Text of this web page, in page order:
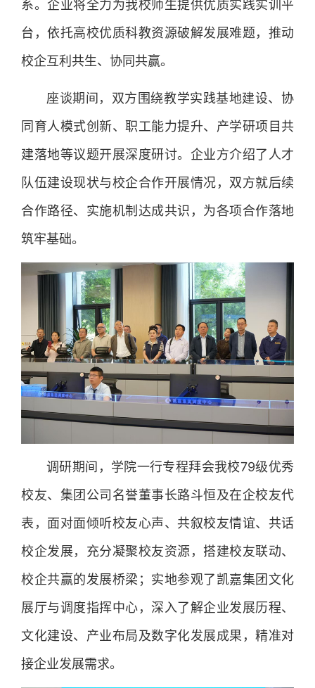
系。企业将全力为我校师生提供优质实践实训平
台，依托高校优质科教资源破解发展难题，推动
校企互利共生、协同共赢。
座谈期间，双方围绕教学实践基地建设、协
同育人模式创新、职工能力提升、产学研项目共
建落地等议题开展深度研讨。企业方介绍了人才
队伍建设现状与校企合作开展情况，双方就后续
合作路径、实施机制达成共识，为各项合作落地
筑牢基础。
调研期间，学院一行专程拜会我校79级优秀
校友、集团公司名誉董事长路斗恒及在企校友代
表，面对面倾听校友心声、共叙校友情谊、共话
校企发展，充分凝聚校友资源，搭建校友联动、
校企共赢的发展桥梁；实地参观了凯嘉集团文化
展厅与调度指挥中心，深入了解企业发展历程、
文化建设、产业布局及数字化发展成果，精准对
接企业发展需求。